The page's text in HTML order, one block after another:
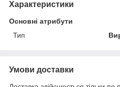
Характеристики
Основні атрибути
Тип
Умови доставки